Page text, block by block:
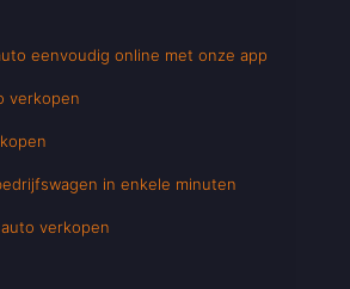
eenvoudig online met onze app
verkopen
in enkele minuten
verkopen